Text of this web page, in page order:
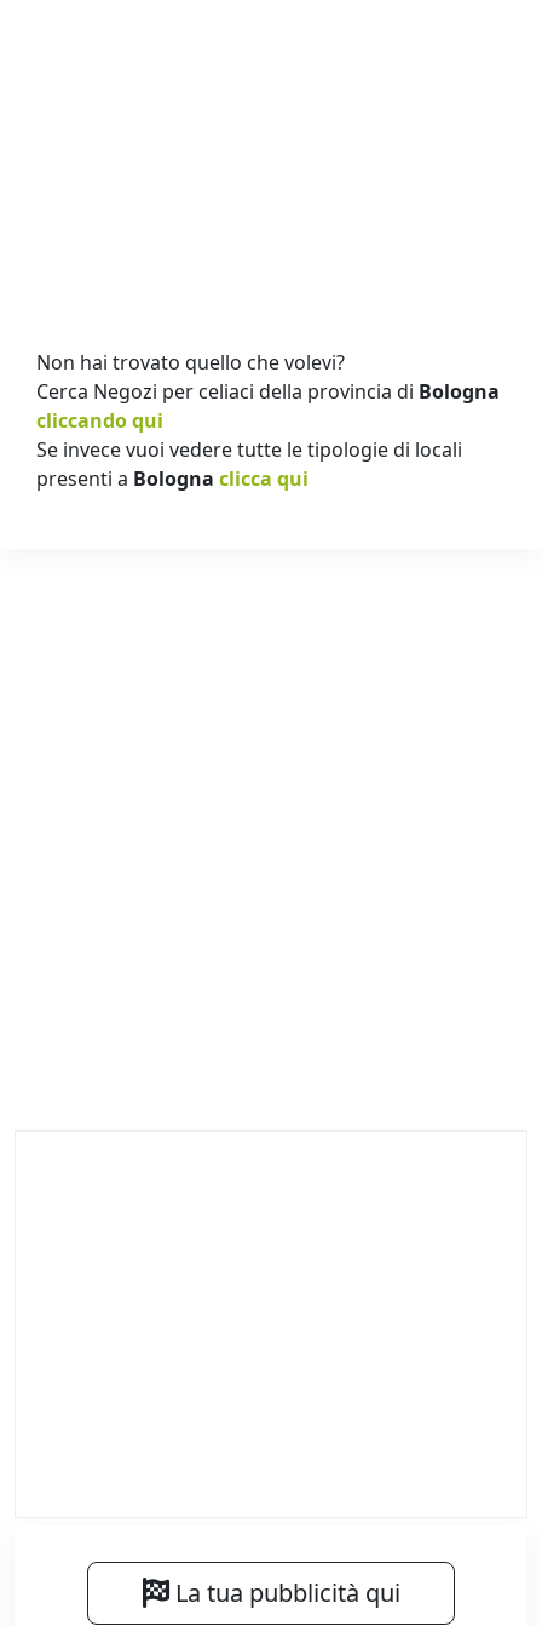
Non hai trovato quello che volevi?
Cerca Negozi per celiaci della provincia di Bologna
cliccando qui
Se invece vuoi vedere tutte le tipologie di locali
presenti a Bologna clicca qui
La tua pubblicità qui